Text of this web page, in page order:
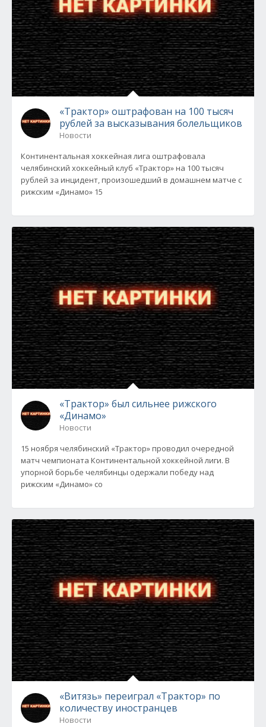
«Трактор» оштрафован на 100 тысяч
рублей за высказывания болельщиков
Новости
Континентальная хоккейная лига оштрафовала
челябинский хоккейный клуб «Трактор» на 100 тысяч
рублей за инцидент, произошедший в домашнем матче с
рижским «Динамо» 15
«Трактор» был сильнее рижского
«Динамо»
Новости
15 ноября челябинский «Трактор» проводил очередной
матч чемпионата Континентальной хоккейной лиги. В
упорной борьбе челябинцы одержали победу над
рижским «Динамо» со
«Витязь» переиграл «Трактор» по
количеству иностранцев
Новости